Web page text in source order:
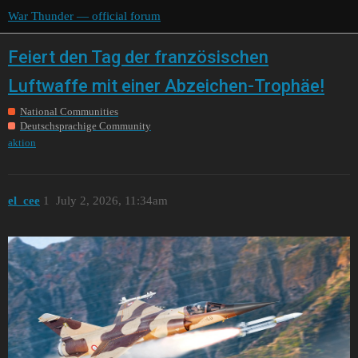
War Thunder — official forum
Feiert den Tag der französischen
Luftwaffe mit einer Abzeichen-Trophäe!
National Communities
Deutschsprachige Community
aktion
el_cee July 2, 2026, 11:34am
1